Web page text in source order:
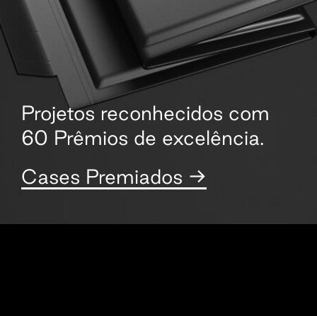
Projetos reconhecidos com
60 Prêmios de excelência.
Cases Premiados →